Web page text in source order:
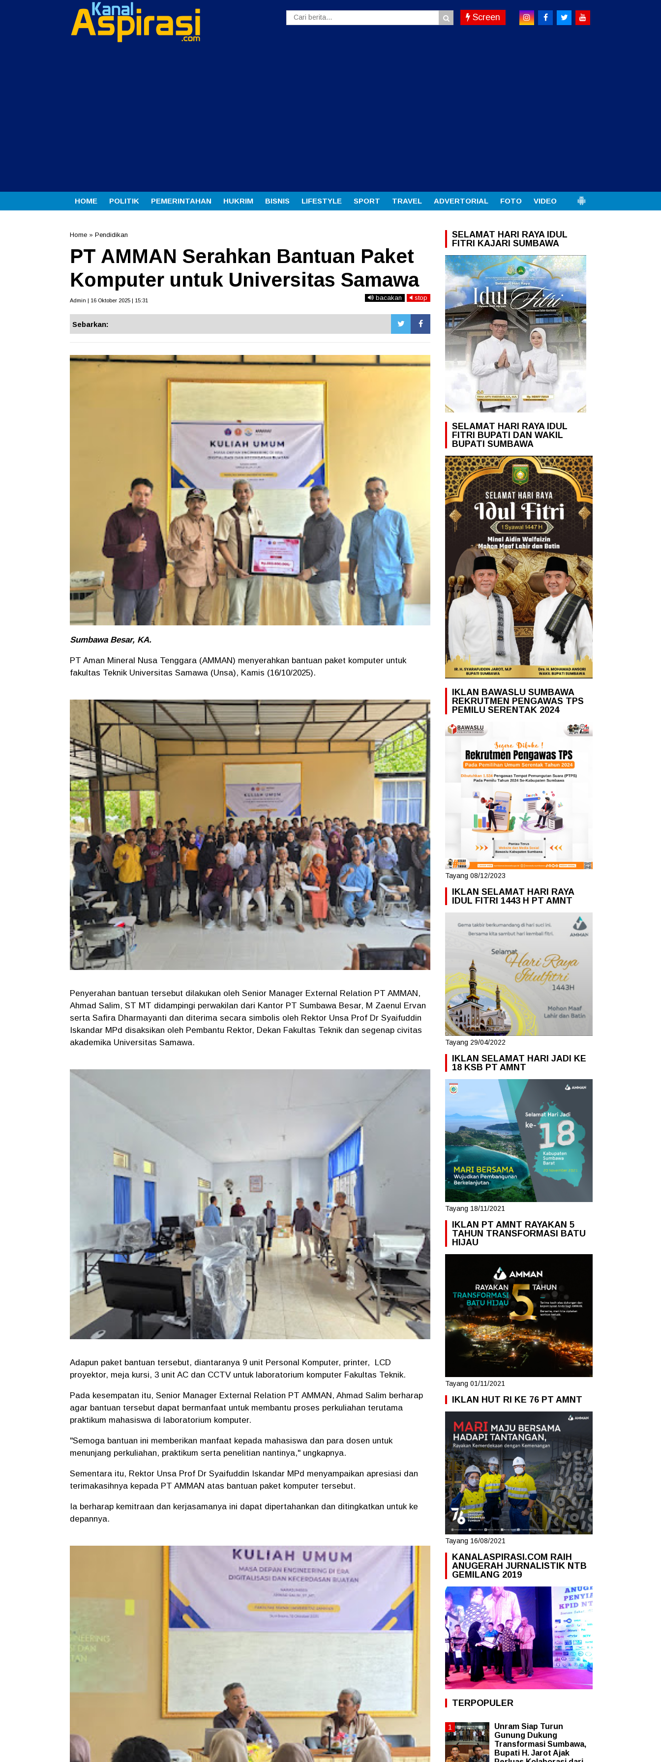
Screen
HOME POLITIK PEMERINTAHAN HUKRIM BISNIS LIFESTYLE SPORT TRAVEL ADVERTORIAL FOTO VIDEO
Home » Pendidikan
PT AMMAN Serahkan Bantuan Paket
Komputer untuk Universitas Samawa
Admin | 16 Oktober 2025 | 15:31 bacakan stop
Sebarkan:
Sumbawa Besar, KA.
PT Aman Mineral Nusa Tenggara (AMMAN) menyerahkan bantuan paket komputer untuk
fakultas Teknik Universitas Samawa (Unsa), Kamis (16/10/2025).
Penyerahan bantuan tersebut dilakukan oleh Senior Manager External Relation PT AMMAN,
Ahmad Salim, ST MT didampingi perwakilan dari Kantor PT Sumbawa Besar, M Zaenul Ervan
serta Safira Dharmayanti dan diterima secara simbolis oleh Rektor Unsa Prof Dr Syaifuddin
Iskandar MPd disaksikan oleh Pembantu Rektor, Dekan Fakultas Teknik dan segenap civitas
akademika Universitas Samawa.
Adapun paket bantuan tersebut, diantaranya 9 unit Personal Komputer, printer, LCD
proyektor, meja kursi, 3 unit AC dan CCTV untuk laboratorium komputer Fakultas Teknik.
Pada kesempatan itu, Senior Manager External Relation PT AMMAN, Ahmad Salim berharap
agar bantuan tersebut dapat bermanfaat untuk membantu proses perkuliahan terutama
praktikum mahasiswa di laboratorium komputer.
"Semoga bantuan ini memberikan manfaat kepada mahasiswa dan para dosen untuk
menunjang perkuliahan, praktikum serta penelitian nantinya," ungkapnya.
Sementara itu, Rektor Unsa Prof Dr Syaifuddin Iskandar MPd menyampaikan apresiasi dan
terimakasihnya kepada PT AMMAN atas bantuan paket komputer tersebut.
Ia berharap kemitraan dan kerjasamanya ini dapat dipertahankan dan ditingkatkan untuk ke
depannya.
SELAMAT HARI RAYA IDUL
FITRI KAJARI SUMBAWA
SELAMAT HARI RAYA IDUL
FITRI BUPATI DAN WAKIL
BUPATI SUMBAWA
IKLAN BAWASLU SUMBAWA
REKRUTMEN PENGAWAS TPS
PEMILU SERENTAK 2024
Tayang 08/12/2023
IKLAN SELAMAT HARI RAYA
IDUL FITRI 1443 H PT AMNT
Tayang 29/04/2022
IKLAN SELAMAT HARI JADI KE
18 KSB PT AMNT
Tayang 18/11/2021
IKLAN PT AMNT RAYAKAN 5
TAHUN TRANSFORMASI BATU
HIJAU
Tayang 01/11/2021
IKLAN HUT RI KE 76 PT AMNT
Tayang 16/08/2021
KANALASPIRASI.COM RAIH
ANUGERAH JURNALISTIK NTB
GEMILANG 2019
TERPOPULER
Unram Siap Turun
Gunung Dukung
Transformasi Sumbawa,
Bupati H. Jarot Ajak